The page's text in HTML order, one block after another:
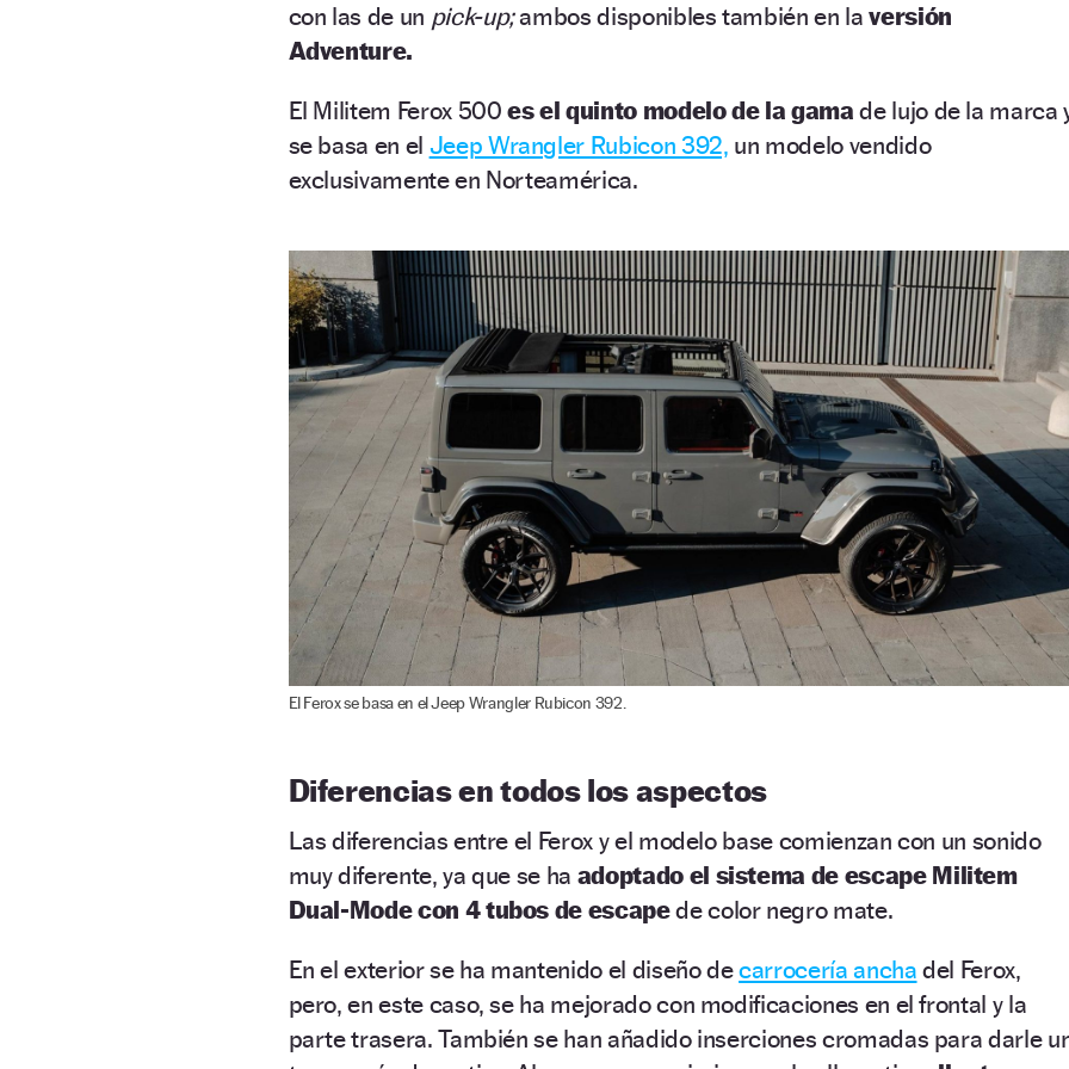
con las de un pick-up;ambos disponibles también en laversión
Adventure.
El Militem Ferox 500es el quinto modelo de la gama de lujo de la marca
se basa en el Jeep Wrangler Rubicon 392, un modelo vendido
exclusivamente en Norteamérica.
El Ferox se basa en el Jeep Wrangler Rubicon 392.
Diferencias en todos los aspectos
Las diferencias entre el Ferox y el modelo base comienzan con un sonido
muy diferente, ya que se ha adoptado el sistema de escape Militem
Dual-Mode con 4 tubos de escapede color negro mate.
En el exterior se ha mantenido el diseño decarrocería ancha del Ferox,
pero, en este caso, se ha mejorado con modificaciones en el frontal y la
parte trasera. También se han añadido inserciones cromadas para darle